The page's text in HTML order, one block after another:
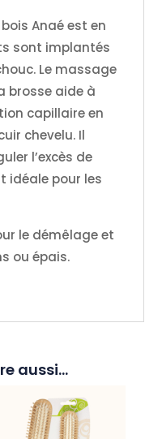
Anaé est en
sont implantés
Le massage
brosse aide à
capillaire en
chevelu. Il
l’excès de
idéale pour les
le démêlage et
ou épais.
aussi…